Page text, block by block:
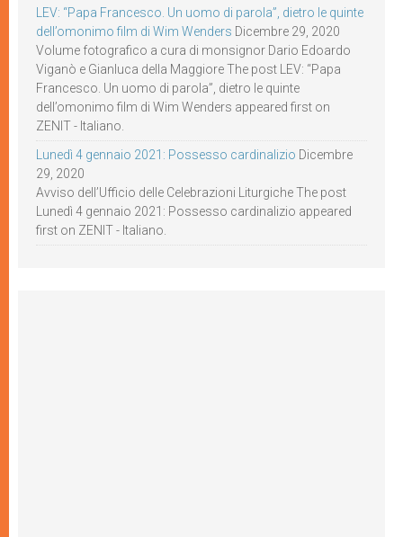
LEV: “Papa Francesco. Un uomo di parola”, dietro le quinte
dell’omonimo film di Wim Wenders Dicembre 29, 2020
Volume fotografico a cura di monsignor Dario Edoardo
Viganò e Gianluca della Maggiore The post LEV: “Papa
Francesco. Un uomo di parola”, dietro le quinte
dell’omonimo film di Wim Wenders appeared first on
ZENIT - Italiano.
Lunedì 4 gennaio 2021: Possesso cardinalizio Dicembre
29, 2020
Avviso dell’Ufficio delle Celebrazioni Liturgiche The post
Lunedì 4 gennaio 2021: Possesso cardinalizio appeared
first on ZENIT - Italiano.